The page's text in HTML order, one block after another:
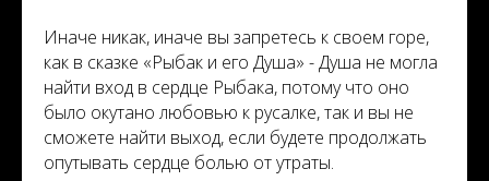
Иначе никак, иначе вы запретесь к своем горе,
как в сказке «Рыбак и его Душа» - Душа не могла
найти вход в сердце Рыбака, потому что оно
было окутано любовью к русалке, так и вы не
сможете найти выход, если будете продолжать
опутывать сердце болью от утраты.